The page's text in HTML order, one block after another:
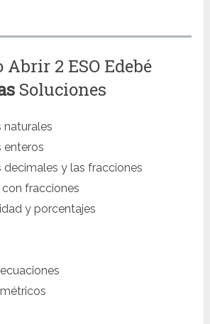
Abrir 2 ESO Edebé
Soluciones
naturales
enteros
decimales y las fracciones
fracciones
y porcentajes